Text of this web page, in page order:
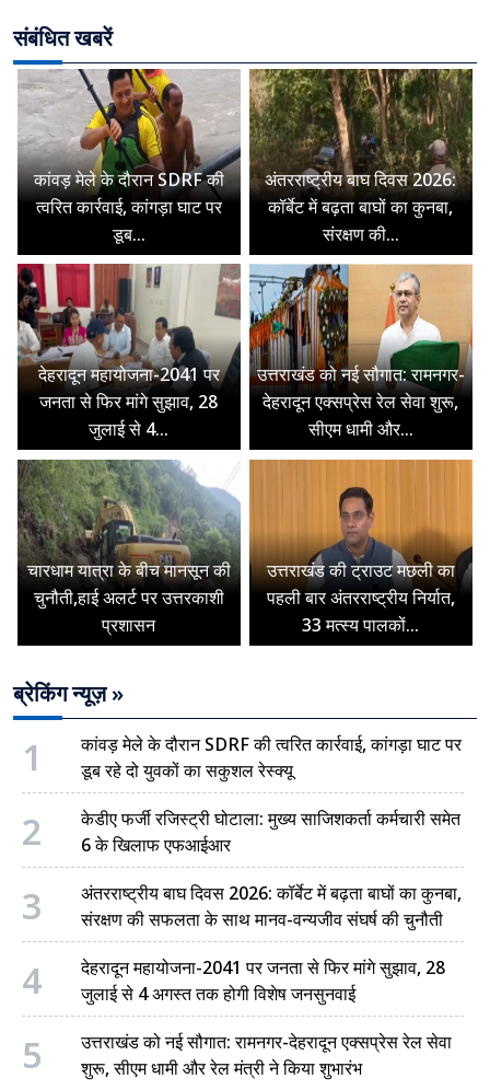
संबंधित खबरें
कांवड़ मेले के दौरान SDRF की
त्वरित कार्रवाई, कांगड़ा घाट पर
डूब...
अंतरराष्ट्रीय बाघ दिवस 2026:
कॉर्बेट में बढ़ता बाघों का कुनबा,
संरक्षण की...
देहरादून महायोजना-2041 पर
जनता से फिर मांगे सुझाव, 28
जुलाई से 4...
उत्तराखंड को नई सौगात: रामनगर-
देहरादून एक्सप्रेस रेल सेवा शुरू,
सीएम धामी और...
चारधाम यात्रा के बीच मानसून की
चुनौती,हाई अलर्ट पर उत्तरकाशी
प्रशासन
उत्तराखंड की ट्राउट मछली का
पहली बार अंतरराष्ट्रीय निर्यात,
33 मत्स्य पालकों...
ब्रेकिंग न्यूज़ »
1
कांवड़ मेले के दौरान SDRF की त्वरित कार्रवाई, कांगड़ा घाट पर
डूब रहे दो युवकों का सकुशल रेस्क्यू
2
केडीए फर्जी रजिस्ट्री घोटाला: मुख्य साजिशकर्ता कर्मचारी समेत
6 के खिलाफ एफआईआर
3
अंतरराष्ट्रीय बाघ दिवस 2026: कॉर्बेट में बढ़ता बाघों का कुनबा,
संरक्षण की सफलता के साथ मानव-वन्यजीव संघर्ष की चुनौती
4
देहरादून महायोजना-2041 पर जनता से फिर मांगे सुझाव, 28
जुलाई से 4 अगस्त तक होगी विशेष जनसुनवाई
5
उत्तराखंड को नई सौगात: रामनगर-देहरादून एक्सप्रेस रेल सेवा
शुरू, सीएम धामी और रेल मंत्री ने किया शुभारंभ